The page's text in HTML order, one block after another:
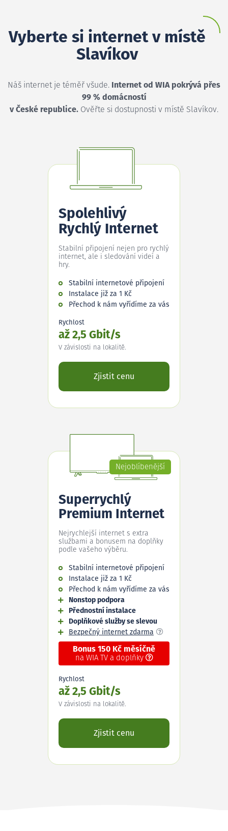
Vyberte si internet v místě
Slavíkov
Náš internet je téměř všude. Internet od WIA pokrývá přes
99 % domácností
v České republice. Ověřte si dostupnosti v místě Slavíkov.
Spolehlivý
Rychlý Internet
Stabilní připojení nejen pro rychlý
internet, ale i sledování videí a
hry.
Stabilní internetové připojení
Instalace již za 1 Kč
Přechod k nám vyřídíme za vás
Rychlost
až 2,5 Gbit/s
V závislosti na lokalitě.
Zjistit cenu
Nejoblíbenější
Superrychlý
Premium Internet
Nejrychlejší internet s extra
službami a bonusem na doplňky
podle vašeho výběru.
Stabilní internetové připojení
Instalace již za 1 Kč
Přechod k nám vyřídíme za vás
Nonstop podpora
Přednostní instalace
Doplňkové služby se slevou
Bezpečný internet zdarma
Bonus 150 Kč měsíčně
na WIA TV a doplňky
Rychlost
až 2,5 Gbit/s
V závislosti na lokalitě.
Zjistit cenu